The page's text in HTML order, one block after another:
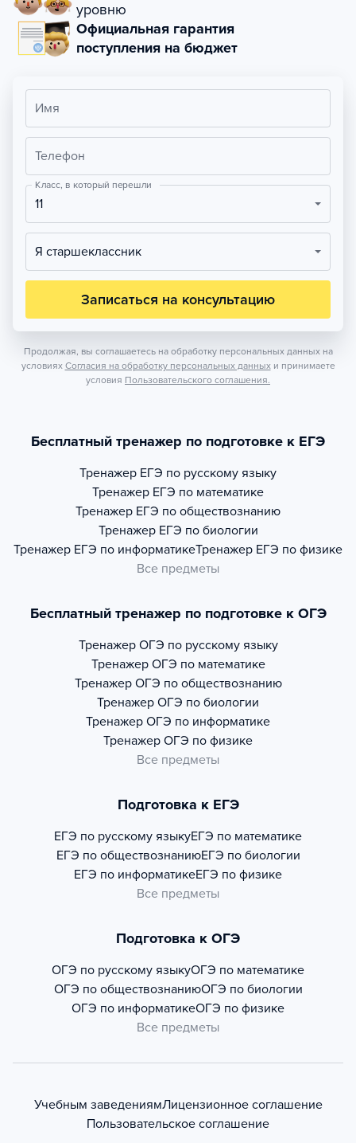
уровню
Официальная гарантия
поступления на бюджет
Имя
Телефон
Класс, в который перешли
11
Я старшеклассник
Записаться на консультацию
Продолжая, вы соглашаетесь на обработку персональных данных на
условиях Согласия на обработку персональных данных и принимаете
условия Пользовательского соглашения.
Бесплатный тренажер по подготовке к ЕГЭ
Тренажер ЕГЭ по русскому языку
Тренажер ЕГЭ по математике
Тренажер ЕГЭ по обществознанию
Тренажер ЕГЭ по биологии
Тренажер ЕГЭ по информатикеТренажер ЕГЭ по физике
Все предметы
Бесплатный тренажер по подготовке к ОГЭ
Тренажер ОГЭ по русскому языку
Тренажер ОГЭ по математике
Тренажер ОГЭ по обществознанию
Тренажер ОГЭ по биологии
Тренажер ОГЭ по информатике
Тренажер ОГЭ по физике
Все предметы
Подготовка к ЕГЭ
ЕГЭ по русскому языкуЕГЭ по математике
ЕГЭ по обществознаниюЕГЭ по биологии
ЕГЭ по информатикеЕГЭ по физике
Все предметы
Подготовка к ОГЭ
ОГЭ по русскому языкуОГЭ по математике
ОГЭ по обществознаниюОГЭ по биологии
ОГЭ по информатикеОГЭ по физике
Все предметы
Учебным заведениямЛицензионное соглашение
Пользовательское соглашение